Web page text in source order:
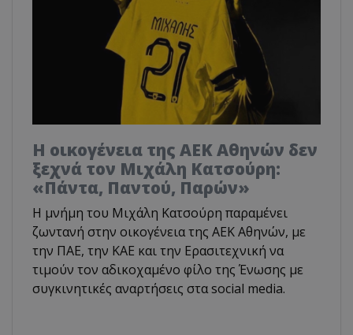
Η οικογένεια της ΑΕΚ Αθηνών δεν
ξεχνά τον Μιχάλη Κατσούρη:
«Πάντα, Παντού, Παρών»
Η μνήμη του Μιχάλη Κατσούρη παραμένει
ζωντανή στην οικογένεια της ΑΕΚ Αθηνών, με
την ΠΑΕ, την ΚΑΕ και την Ερασιτεχνική να
τιμούν τον αδικοχαμένο φίλο της Ένωσης με
συγκινητικές αναρτήσεις στα social media.